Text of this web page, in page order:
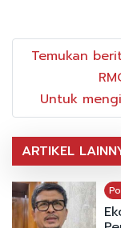
Temukan
Untuk
ARTIKEL